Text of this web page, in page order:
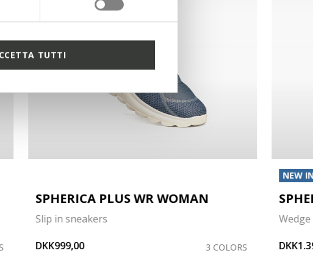
TUTTI
SPHERICA PLUS WR WOMAN
Slip in sneakers
DKK999,00
3 COLORS
NEW